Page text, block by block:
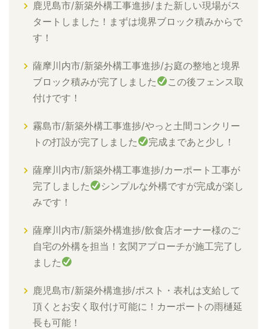
鹿児島市/新築外構工事進捗/また新しい現場がス
タートしました！まずは境界ブロック積みからで
す！
薩摩川内市/新築外構工事進捗/お庭の整地と境界
ブロック積みが完了しました
この後フェンス取
付けです！
霧島市/新築外構工事進捗/やっと土間コンクリー
トの打設が完了しました
完成まであと少し！
薩摩川内市/新築外構工事進捗/カーポート工事が
完了しました
シンプルな外構ですが完成が楽し
みです！
薩摩川内市/新築外構進捗/飲食店オーナー様のご
自宅の外構を担当！玄関アプローチが施工完了し
ました
鹿児島市/新築外構進捗/ポスト・表札は支給して
頂くとお安く取付け可能に！カーポートの雨樋延
長も可能！